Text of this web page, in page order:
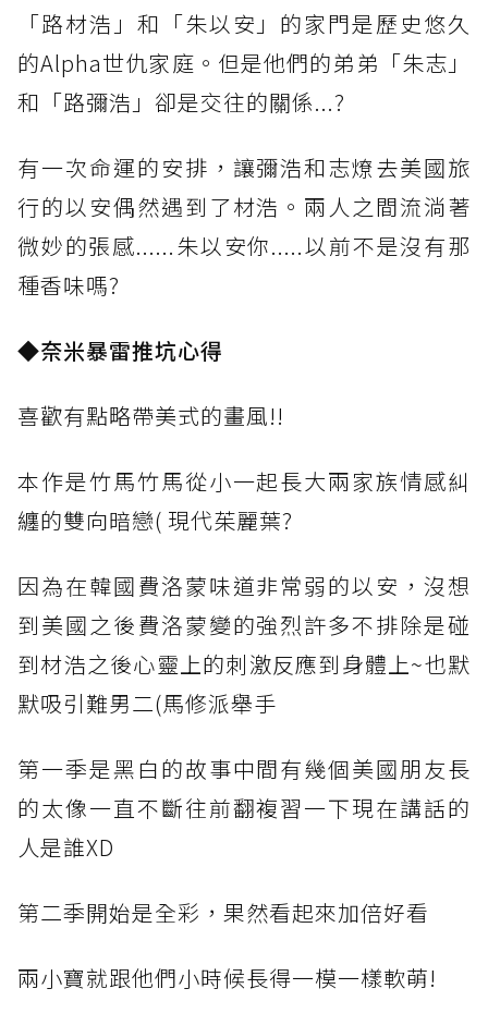
「路材浩」和「朱以安」的家門是歷史悠久
的Alpha世仇家庭。但是他們的弟弟「朱志」
和「路彌浩」卻是交往的關係...?
有一次命運的安排，讓彌浩和志燎去美國旅
行的以安偶然遇到了材浩。兩人之間流淌著
微妙的張感......朱以安你.....以前不是沒有那
種香味嗎?
◆奈米暴雷推坑心得
喜歡有點略帶美式的畫風!!
本作是竹馬竹馬從小一起長大兩家族情感糾
纏的雙向暗戀( 現代茱麗葉?
因為在韓國費洛蒙味道非常弱的以安，沒想
到美國之後費洛蒙變的強烈許多不排除是碰
到材浩之後心靈上的刺激反應到身體上~也默
默吸引難男二(馬修派舉手
第一季是黑白的故事中間有幾個美國朋友長
的太像一直不斷往前翻複習一下現在講話的
人是誰XD
第二季開始是全彩，果然看起來加倍好看
兩小寶就跟他們小時候長得一模一樣軟萌!